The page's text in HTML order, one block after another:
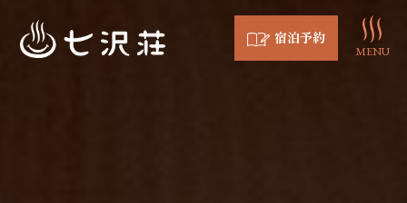
宿泊予約
MENU